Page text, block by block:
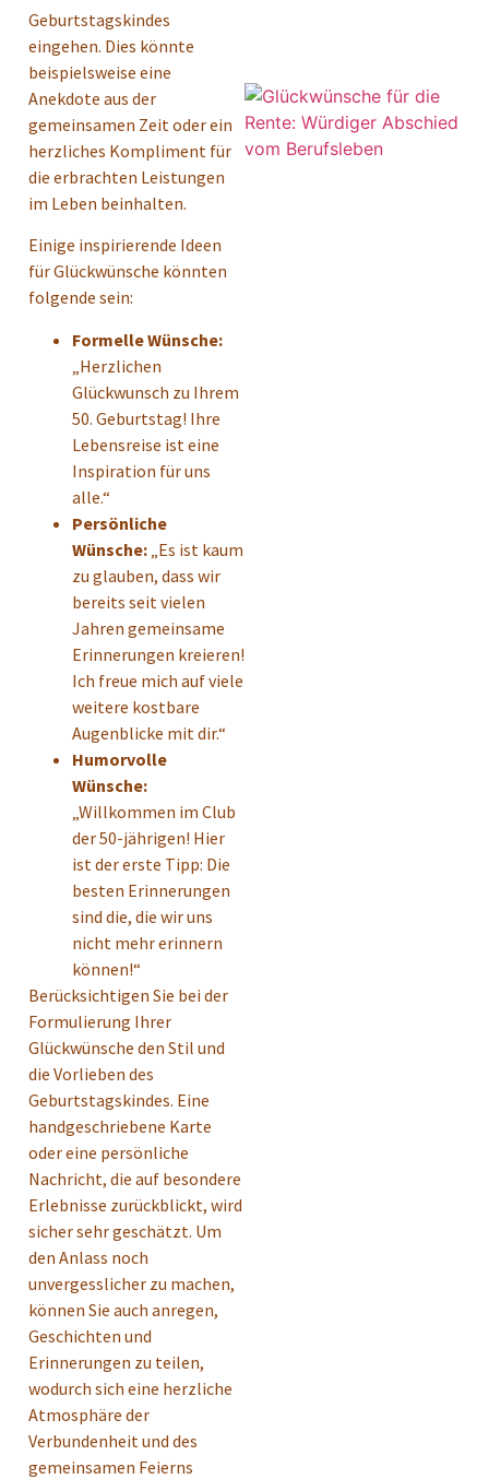
Geburtstagskindes
eingehen. Dies könnte
beispielsweise eine
Anekdote aus der
gemeinsamen Zeit oder ein
herzliches Kompliment für
die erbrachten Leistungen
im Leben beinhalten.
Einige inspirierende Ideen
für Glückwünsche könnten
folgende sein:
Formelle Wünsche:
„Herzlichen
Glückwunsch zu Ihrem
50. Geburtstag! Ihre
Lebensreise ist eine
Inspiration für uns
alle.“
Persönliche
Wünsche: „Es ist kaum
zu glauben, dass wir
bereits seit vielen
Jahren gemeinsame
Erinnerungen kreieren!
Ich freue mich auf viele
weitere kostbare
Augenblicke mit dir.“
Humorvolle
Wünsche:
„Willkommen im Club
der 50-jährigen! Hier
ist der erste Tipp: Die
besten Erinnerungen
sind die, die wir uns
nicht mehr erinnern
können!“
Berücksichtigen Sie bei der
Formulierung Ihrer
Glückwünsche den Stil und
die Vorlieben des
Geburtstagskindes. Eine
handgeschriebene Karte
oder eine persönliche
Nachricht, die auf besondere
Erlebnisse zurückblickt, wird
sicher sehr geschätzt. Um
den Anlass noch
unvergesslicher zu machen,
können Sie auch anregen,
Geschichten und
Erinnerungen zu teilen,
wodurch sich eine herzliche
Atmosphäre der
Verbundenheit und des
gemeinsamen Feierns